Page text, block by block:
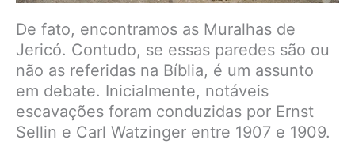
De fato, encontramos as Muralhas de
Jericó. Contudo, se essas paredes são ou
não as referidas na Bíblia, é um assunto
em debate. Inicialmente, notáveis
escavações foram conduzidas por Ernst
Sellin e Carl Watzinger entre 1907 e 1909.